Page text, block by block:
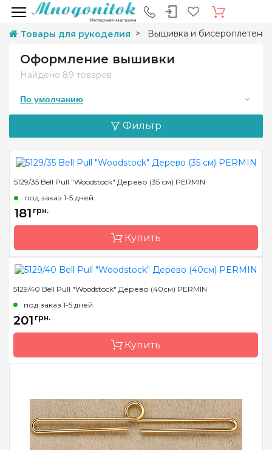
Товары для рукоделия Вышивка и
Оформление вышивки
Найдено 89 товаров
По умолчанию
Фильтр
5129/35 Bell Pull "Woodstock" Дерево (35 см) PERMIN
под заказ 1-5 дней
181 грн.
Купить
Размер
Бренд
Страна-производитель
5129/40 Bell Pull "Woodstock" Дерево (40см) PERMIN
под заказ 1-5 дней
201 грн.
Купить
Размер
40 см
Бренд
Permin
Страна-производитель
Дания